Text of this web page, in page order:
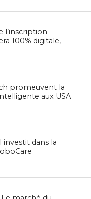
l’inscription
100% digitale,
promeuvent la
aux USA
investit dans la